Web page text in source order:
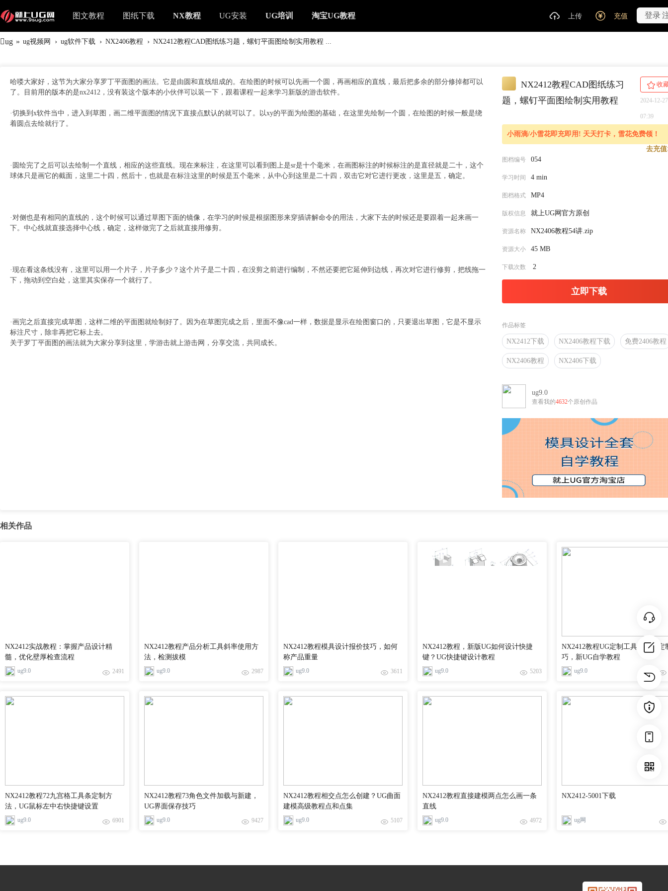
图文教程 图纸下载 NX教程 UG安装 UG培训 淘宝UG教程 登录
上传 充值
ug » ug视频网 › ug软件下载 › NX2406教程 › NX2412教程CAD图纸练习题，螺钉平面图绘制实用教程 ...
哈喽大家好，这节为大家分享罗丁平面图的画法。它是由圆和直线组成的。在绘图的时候可以先画一个圆，再画相应的直线，最后把多余的部分修掉都可以
了。目前用的版本的是nx2412，没有装这个版本的小伙伴可以装一下，跟着课程一起来学习新版的游击软件。
·切换到x软件当中，进入到草图，画二维平面图的情况下直接点默认的就可以了。以xy的平面为绘图的基础，在这里先绘制一个圆，在绘图的时候一般是绕
着圆点去绘就行了。
·圆绘完了之后可以去绘制一个直线，相应的这些直线。现在来标注，在这里可以看到图上是sr是十个毫米，在画图标注的时候标注的是直径就是二十，这个
球体只是画它的截面，这里二十四，然后十，也就是在标注这里的时候是五个毫米，从中心到这里是二十四，双击它对它进行更改，这里是五，确定。
·对侧也是有相同的直线的，这个时候可以通过草图下面的镜像，在学习的时候是根据图形来穿插讲解命令的用法，大家下去的时候还是要跟着一起来画一
下。中心线就直接选择中心线，确定，这样做完了之后就直接用修剪。
·现在看这条线没有，这里可以用一个片子，片子多少？这个片子是二十四，在没剪之前进行编制，不然还要把它延伸到边线，再次对它进行修剪，把线拖一
下，拖动到空白处，这里其实保存一个就行了。
·画完之后直接完成草图，这样二维的平面图就绘制好了。因为在草图完成之后，里面不像cad一样，数据是显示在绘图窗口的，只要退出草图，它是不显示
标注尺寸，除非再把它标上去。
关于罗丁平面图的画法就为大家分享到这里，学游击就上游击网，分享交流，共同成长。
NX2412教程CAD图纸练习
题，螺钉平面图绘制实用教程
收
2024-12-27
07:39
小雨滴/小雪花即充即用! 天天打卡，雪花免费领！
去充
图档编号 054
学习时间 4 min
图档格式 MP4
版权信息 就上UG网官方原创
资源名称 NX2406教程54讲.zip
资源大小 45 MB
下载次数 2
立即下载
作品标签
NX2412下载 NX2406教程下载 免费2406教程
NX2406教程 NX2406下载
ug9.0
查看我的4632个原创作品
相关作品
NX2412实战教程：掌握产品设计精
髓，优化壁厚检查流程
ug9.0 2491
NX2412教程产品分析工具斜率使用方
法，检测拔模
ug9.0 2987
NX2412教程模具设计报价技巧，如何
称产品重量
ug9.0 3611
NX2412教程，新版UG如何设计快捷
键？UG快捷键设计教程
ug9.0 5203
NX2412教程UG定制工具栏私人定
巧，新UG自学教程
ug9.0
NX2412教程72九宫格工具条定制方
法，UG鼠标左中右快捷键设置
ug9.0 6901
NX2412教程73角色文件加载与新建，
UG界面保存技巧
ug9.0 9427
NX2412教程相交点怎么创建？UG曲面
建模高级教程点和点集
ug9.0 5107
NX2412教程直接建模两点怎么画一条
直线
ug9.0 4972
NX2412-5001下载
ug网